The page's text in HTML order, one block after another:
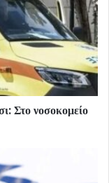
Στο νοσοκομείο